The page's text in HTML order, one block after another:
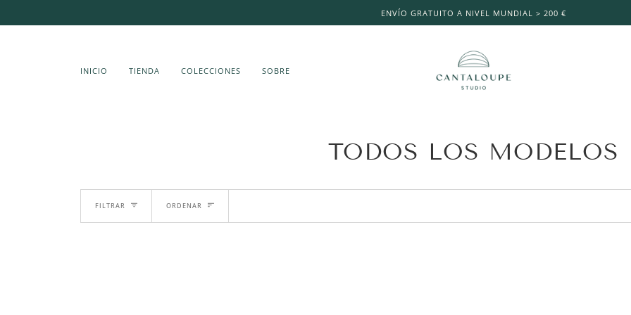
al
ENVÍO GRATUITO A NIVEL MUNDIAL > 200 €
INICIO TIENDA COLECCIONES SOBRE
TODOS LOS MODELOS
FILTRAR ORDENAR
ORDENAR